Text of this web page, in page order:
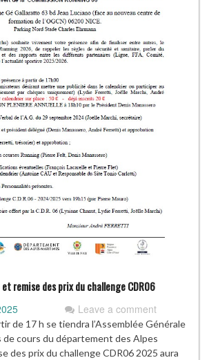
remise des prix du challenge CDR06
Leave a comment
de 17 h se tiendra l’Assemblée Générale
cours du département des Alpes
des prix du challenge CDR06 2025 aura